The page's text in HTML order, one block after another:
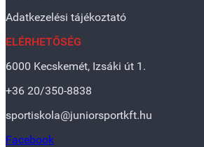
Adatkezelési tájékoztató
ELÉRHETŐSÉG
6000 Kecskemét, Izsáki út 1.
+36 20/350-8838
sportiskola@juniorsportkft.hu
Facebook